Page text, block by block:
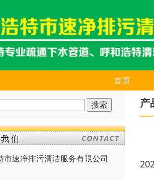
首页
市速净排污清洁服务有限公司
产